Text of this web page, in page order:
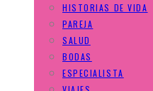
HISTORIAS DE VIDA
PAREJA
SALUD
BODAS
ESPECIALISTA